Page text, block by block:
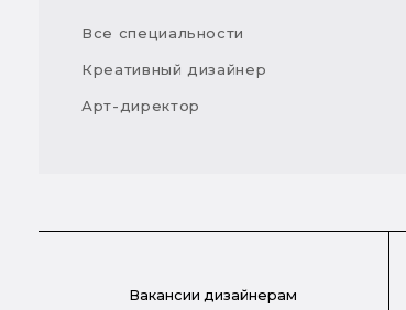
Все специальности
Креативный дизайнер
Арт-директор
Вакансии дизайнерам